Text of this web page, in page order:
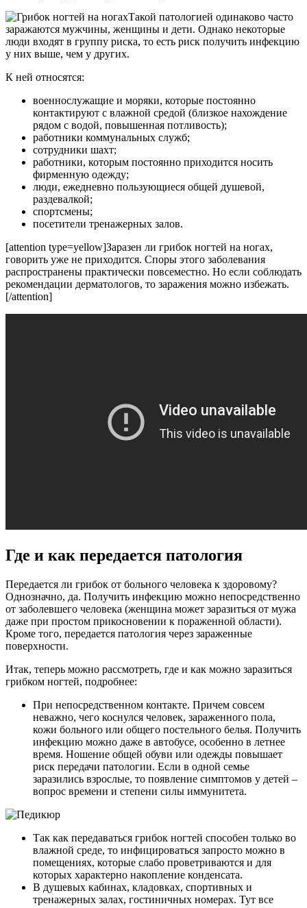
Такой патологией одинаково часто
заражаются мужчины, женщины и дети. Однако некоторые
люди входят в группу риска, то есть риск получить инфекцию
у них выше, чем у других.
К ней относятся:
военнослужащие и моряки, которые постоянно
контактируют с влажной средой (близкое нахождение
рядом с водой, повышенная потливость);
работники коммунальных служб;
сотрудники шахт;
работники, которым постоянно приходится носить
фирменную одежду;
люди, ежедневно пользующиеся общей душевой,
раздевалкой;
спортсмены;
посетители тренажерных залов.
[attention type=yellow]Заразен ли грибок ногтей на ногах,
говорить уже не приходится. Споры этого заболевания
распространены практически повсеместно. Но если соблюдать
рекомендации дерматологов, то заражения можно избежать.
[/attention]
Где и как передается патология
Передается ли грибок от больного человека к здоровому?
Однозначно, да. Получить инфекцию можно непосредственно
от заболевшего человека (женщина может заразиться от мужа
даже при простом прикосновении к пораженной области).
Кроме того, передается патология через зараженные
поверхности.
Итак, теперь можно рассмотреть, где и как можно заразиться
грибком ногтей, подробнее:
При непосредственном контакте. Причем совсем
неважно, чего коснулся человек, зараженного пола,
кожи больного или общего постельного белья. Получить
инфекцию можно даже в автобусе, особенно в летнее
время. Ношение общей обуви или одежды повышает
риск передачи патологии. Если в одной семье
заразились взрослые, то появление симптомов у детей –
вопрос времени и степени силы иммунитета.
Так как передаваться грибок ногтей способен только во
влажной среде, то инфицироваться запросто можно в
помещениях, которые слабо проветриваются и для
которых характерно накопление конденсата.
В душевых кабинах, кладовках, спортивных и
тренажерных залах, гостиничных номерах. Тут все